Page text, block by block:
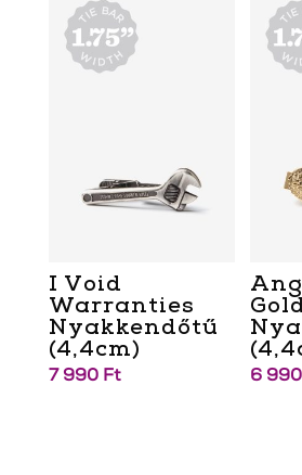
I Void
Warranties
Nyakkendőtű
(4,4cm)
7 990 Ft 6 990